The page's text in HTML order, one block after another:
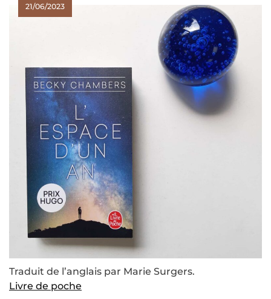
21/06/2023
Traduit de l’anglais par Marie Surgers.
Livre de poche